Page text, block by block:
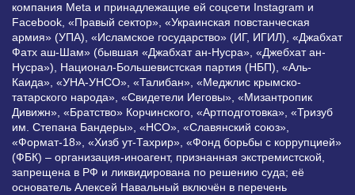
компания Meta и принадлежащие ей соцсети Instagram и
Facebook, «Правый сектор», «Украинская повстанческая
армия» (УПА), «Исламское государство» (ИГ, ИГИЛ), «Джабхат
Фатх аш-Шам» (бывшая «Джабхат ан-Нусра», «Джебхат ан-
Нусра»), Национал-Большевистская партия (НБП), «Аль-
Каида», «УНА-УНСО», «Талибан», «Меджлис крымско-
татарского народа», «Свидетели Иеговы», «Мизантропик
Дивижн», «Братство» Корчинского, «Артподготовка», «Тризуб
им. Степана Бандеры», «НСО», «Славянский союз»,
«Формат-18», «Хизб ут-Тахрир», «Фонд борьбы с коррупцией»
(ФБК) – организация-иноагент, признанная экстремистской,
запрещена в РФ и ликвидирована по решению суда; её
основатель Алексей Навальный включён в перечень